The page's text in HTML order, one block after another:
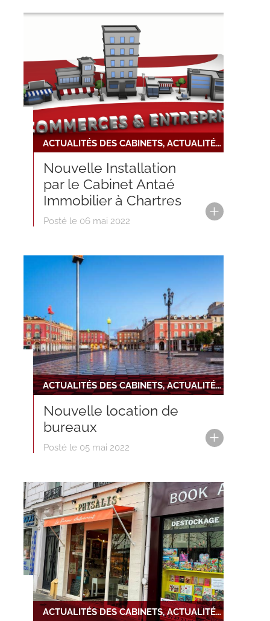
ACTUALITÉS DES CABINETS, ACTUALITÉS DU RÉSEAU, NOUVELLE INSTALLATION
Nouvelle Installation
par le Cabinet Antaé
Immobilier à Chartres
Posté le 06 mai 2022
ACTUALITÉS DES CABINETS, ACTUALITÉS DU RÉSEAU, NOUVELLE INSTALLATION
Nouvelle location de
bureaux
Posté le 05 mai 2022
ACTUALITÉS DES CABINETS, ACTUALITÉS DU RÉSEAU, NOUVELLE INSTALLATION, NOUVELLE TRANSACTION